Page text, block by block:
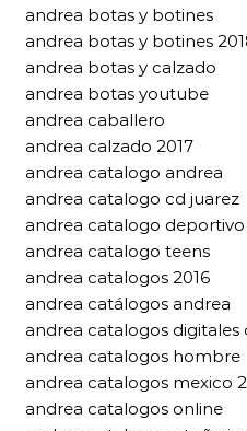
andrea botas y botines
andrea botas y botines
andrea botas y calzado
andrea botas youtube
andrea caballero
andrea calzado 2017
andrea catalogo andrea
andrea catalogo cd juarez
andrea catalogo deportivo
andrea catalogo teens
andrea catalogos 2016
andrea catálogos andrea
andrea catalogos digitales
andrea catalogos hombre
andrea catalogos mexico
andrea catalogos online